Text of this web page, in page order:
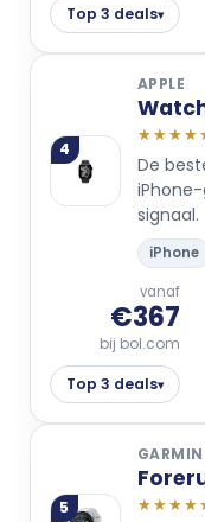
Top 3 deals▾
4
APPLE
De
signaal.
iPhone
vanaf
€367
bij bol.com
Top 3 deals▾
5
GARMIN